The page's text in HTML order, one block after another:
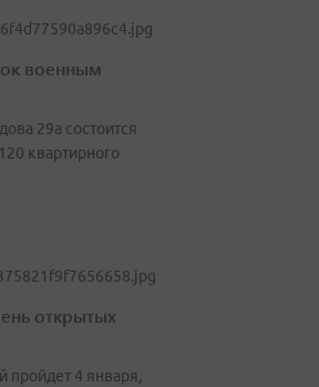
военным
29а состоится
квартирного
открытых
пройдет 4 января,